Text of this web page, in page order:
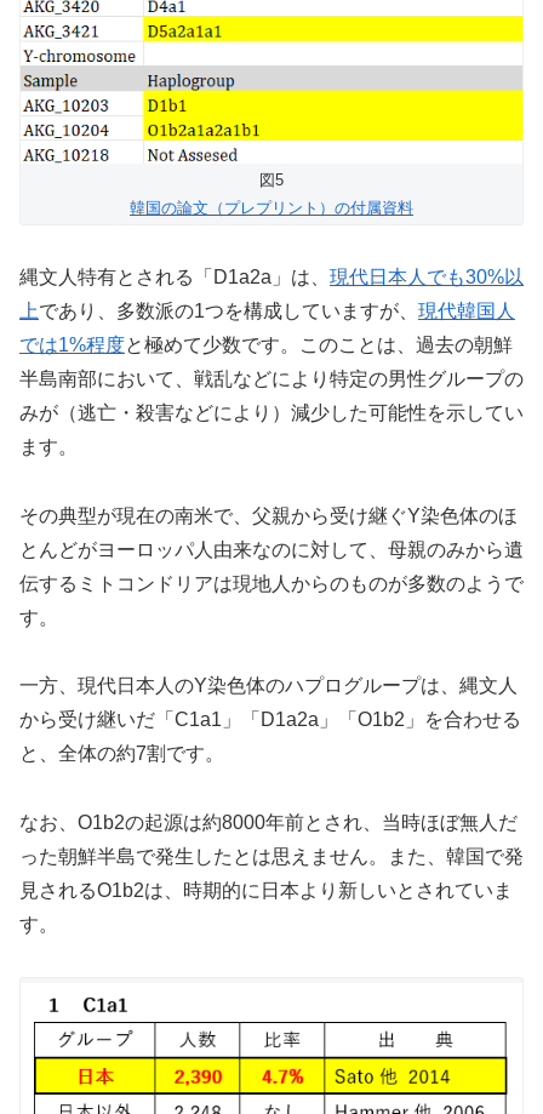
図5
韓国の論文（プレプリント）の付属資料
縄文人特有とされる「D1a2a」は、 現代日本人でも30%以
上であり、多数派の1つを構成していますが、 現代韓国人
では1%程度と極めて少数です。このことは、過去の朝鮮
半島南部において、戦乱などにより特定の男性グループの
みが（逃亡・殺害などにより）減少した可能性を示してい
ます。
その典型が現在の南米で、父親から受け継ぐY染色体のほ
とんどがヨーロッパ人由来なのに対して、母親のみから遺
伝するミトコンドリアは現地人からのものが多数のようで
す。
一方、現代日本人のY染色体のハプログループは、縄文人
から受け継いだ「C1a1」「D1a2a」「O1b2」を合わせる
と、全体の約7割です。
なお、O1b2の起源は約8000年前とされ、当時ほぼ無人だ
った朝鮮半島で発生したとは思えません。また、韓国で発
見されるO1b2は、時期的に日本より新しいとされていま
す。